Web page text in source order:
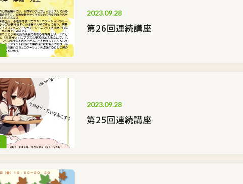
2023.09.28
第26回連続講座
2023.09.28
第25回連続講座